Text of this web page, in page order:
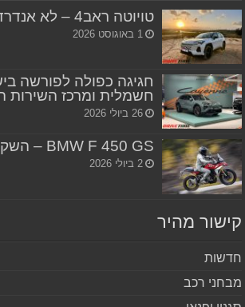
טויוטה ראב4 – לא אנדרדוג
1 באוגוסט 2026
חגיגה כפולה לפורשה
חשמלית ומרכז השירות
26 ביולי 2026
BMW F 450 GS – השקה בישראל
2 ביולי 2026
מהיר
רכב